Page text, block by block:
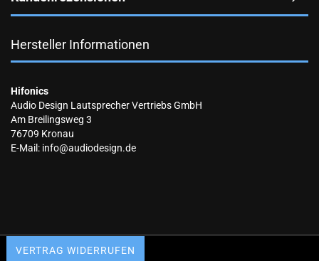
Hersteller Informationen
Hifonics
Audio Design Lautsprecher Vertriebs GmbH
Am Breilingsweg 3
76709 Kronau
E-Mail: info@audiodesign.de
VERTRAG WIDERRUFEN